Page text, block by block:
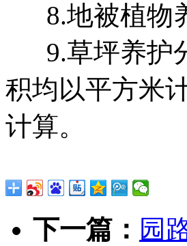
8.地被植物
9.草坪养护
积均以平方米
计算。
下一篇： 园